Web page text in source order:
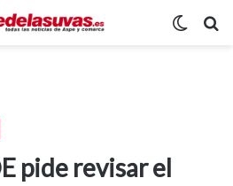
pide revisar el